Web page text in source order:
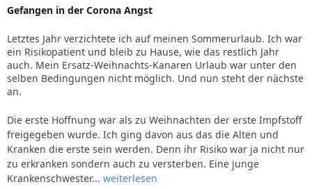
Gefangen in der Corona Angst
Letztes Jahr verzichtete ich auf meinen Sommerurlaub. Ich war
ein Risikopatient und bleib zu Hause, wie das restlich Jahr
auch. Mein Ersatz-Weihnachts-Kanaren Urlaub war unter den
selben Bedingungen nicht möglich. Und nun steht der nächste
an.
Die erste Hoffnung war als zu Weihnachten der erste Impfstoff
freigegeben wurde. Ich ging davon aus das die Alten und
Kranken die erste sein werden. Denn ihr Risiko war ja nicht nur
zu erkranken sondern auch zu versterben. Eine junge
Krankenschwester... weiterlesen